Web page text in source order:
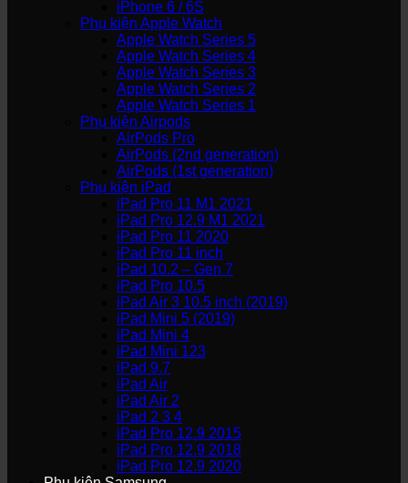
iPhone 6 / 6S
Phụ kiện Apple Watch
Apple Watch Series 5
Apple Watch Series 4
Apple Watch Series 3
Apple Watch Series 2
Apple Watch Series 1
Phụ kiện Airpods
AirPods Pro
AirPods (2nd generation)
AirPods (1st generation)
Phụ kiện iPad
iPad Pro 11 M1 2021
iPad Pro 12.9 M1 2021
iPad Pro 11 2020
iPad Pro 11 inch
iPad 10.2 – Gen 7
iPad Pro 10.5
iPad Air 3 10.5 inch (2019)
iPad Mini 5 (2019)
iPad Mini 4
iPad Mini 123
iPad 9.7
iPad Air
iPad Air 2
iPad 2 3 4
iPad Pro 12.9 2015
iPad Pro 12.9 2018
iPad Pro 12.9 2020